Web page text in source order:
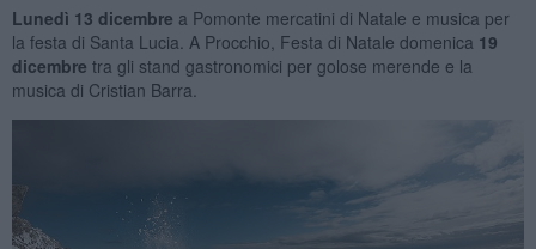
Lunedì 13 dicembre a Pomonte mercatini di Natale e musica per
la festa di Santa Lucia. A Procchio, Festa di Natale domenica 19
dicembre tra gli stand gastronomici per golose merende e la
musica di Cristian Barra.